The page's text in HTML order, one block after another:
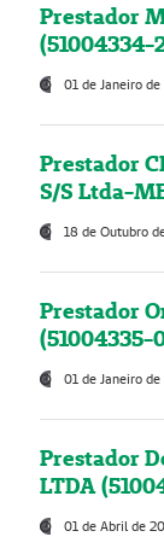
Prestador
(51004334-
01 de Janeiro
Prestador
S/S Ltda-
18 de Outubro
Prestador
(51004335-
01 de Janeiro
Prestador
LTDA
01 de Abril de